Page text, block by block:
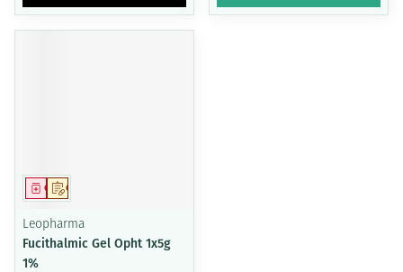
Op voorschrift
Geneesmiddel
Leopharma
Fucithalmic Gel Opht 1x5g
1%